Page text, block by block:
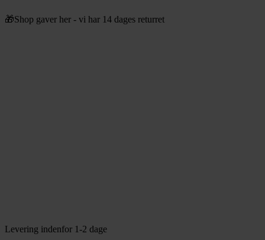
til
🎁Shop gaver her - vi har 14 dages returret
Levering indenfor 1-2 dage